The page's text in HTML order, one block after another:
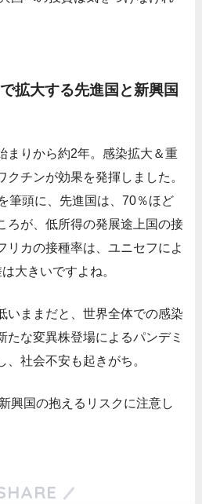
拡大する先進国と新興国
まりから約2年。感染拡大＆重
チンが効果を発揮しました。
筆頭に、先進国は、70％ほど
ろが、低所得の発展途上国の接
リカの接種率は、ユニセフによ
大きいですよね。
いままだと、世界全体での感染
たな変異株登場によるパンデミ
、社会不安も起きがち。
興国の抱えるリスクに注意し